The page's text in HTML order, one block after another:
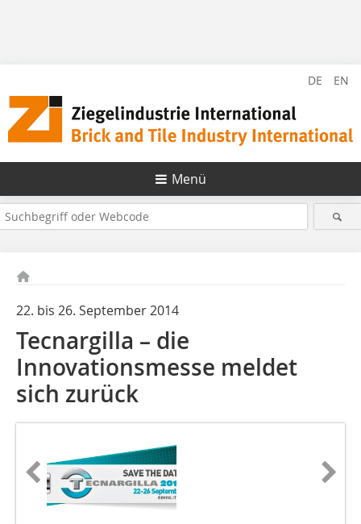
DE EN
Menü
22. bis 26. September 2014
Tecnargilla – die
Innovationsmesse meldet
sich zurück